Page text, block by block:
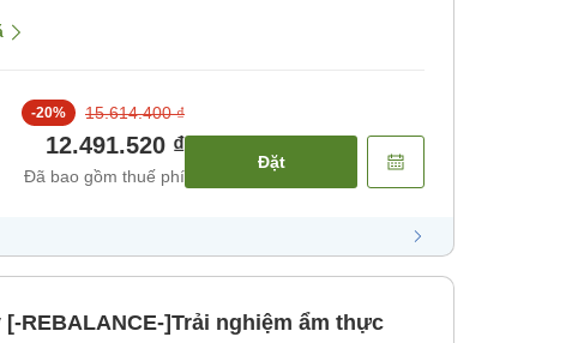
-20% 15.614.400 ₫
12.491.520 ₫
Đã bao gồm thuế phí
Đặt
REBALANCE-]Trải nghiệm ẩm thực